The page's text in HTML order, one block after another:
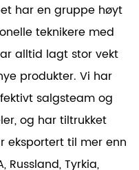
har en gruppe høyt
teknikere med
alltid lagt stor vekt
produkter. Vi har
salgsteam og
og har tiltrukket
eksportert til mer enn
Russland, Tyrkia,